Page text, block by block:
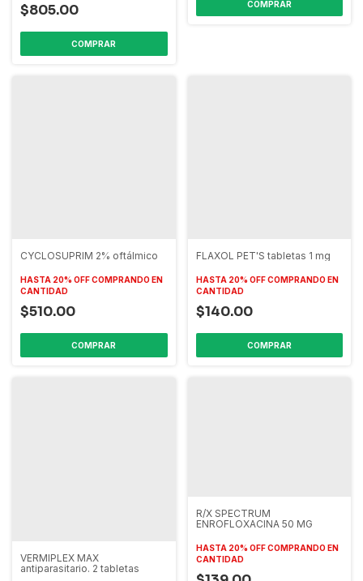
$805.00
CYCLOSUPRIM 2% oftálmico
HASTA 20% OFFCOMPRANDO EN
CANTIDAD
$510.00
FLAXOL PET'S tabletas 1 mg
HASTA 20% OFF COMPRANDO EN
CANTIDAD
$140.00
VERMIPLEX MAX
antiparasitario. 2 tabletas
R/X SPECTRUM
ENROFLOXACINA 50 MG
HASTA 20% OFF COMPRANDO EN
CANTIDAD